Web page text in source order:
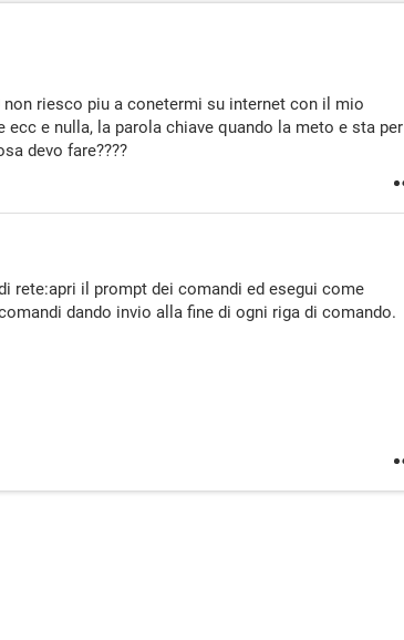
riesco piu a conetermi su internet con il mio
ecc e nulla, la parola chiave quando la meto e sta per
devo fare????
rete:apri il prompt dei comandi ed esegui come
dando invio alla fine di ogni riga di comando.